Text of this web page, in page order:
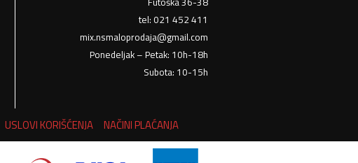
tel: 021 452 411
mix.nsmaloprodaja@gmail.com
Ponedeljak – Petak: 10h-18h
Subota: 10-15h
USLOVI KORIŠĆENJA NAČINI PLAĆANJA